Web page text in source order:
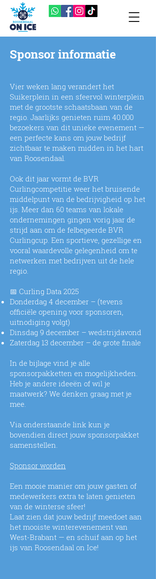
Sponsor informatie
Vier weken lang verandert het
Suikerplein in een sfeervol winterplein
met de grootste schaatsbaan van de
regio. Jaarlijks genieten ruim 40.000
bezoekers van dit unieke evenement —
een perfecte kans om jouw bedrijf
zichtbaar te maken midden in het hart
van Roosendaal.
Ook dit jaar vormt de BVR
Curlingcompetitie weer het bruisende
middelpunt van de bedrijvigheid op het
ijs. Meer dan 60 teams van lokale
ondernemingen gingen vorig jaar de
strijd aan om de felbegeerde BVR
Curlingcup. Een sportieve, gezellige en
vooral waardevolle gelegenheid om te
netwerken met bedrijven uit de hele
regio.
📅 Curling Data 2025
Donderdag 4 december – (tevens
officiële opening voor sponsoren,
uitnodiging volgt)
Dinsdag 9 december – wedstrijdavond
Zaterdag 13 december – de grote finale
In de bijlage vind je alle
sponsorpakketten en mogelijkheden.
Heb je andere ideeën of wil je
maatwerk? We denken graag met je
mee.
Via onderstaande link kun je
bovendien direct jouw sponsorpakket
samenstellen.
Sponsor worden
Een mooie manier om jouw gasten of
medewerkers extra te laten genieten
van de winterse sfeer!
Laat zien dat jouw bedrijf meedoet aan
het mooiste winterevenement van
West-Brabant — en schuif aan op het
ijs van Roosendaal on Ice!